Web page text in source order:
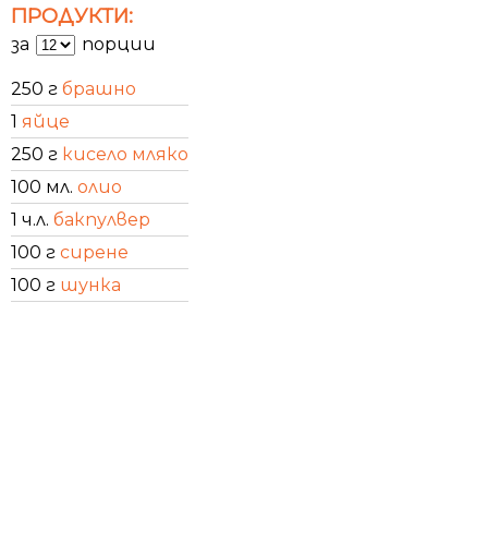
ПРОДУКТИ:
за порции
250 г брашно
1 яйце
250 г кисело мляко
100 мл. олио
1 ч.л. бакпулвер
100 г сирене
100 г шунка